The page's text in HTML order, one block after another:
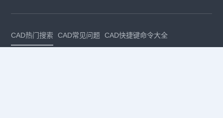
CAD热门搜索 CAD常见问题 CAD快捷键命令大全